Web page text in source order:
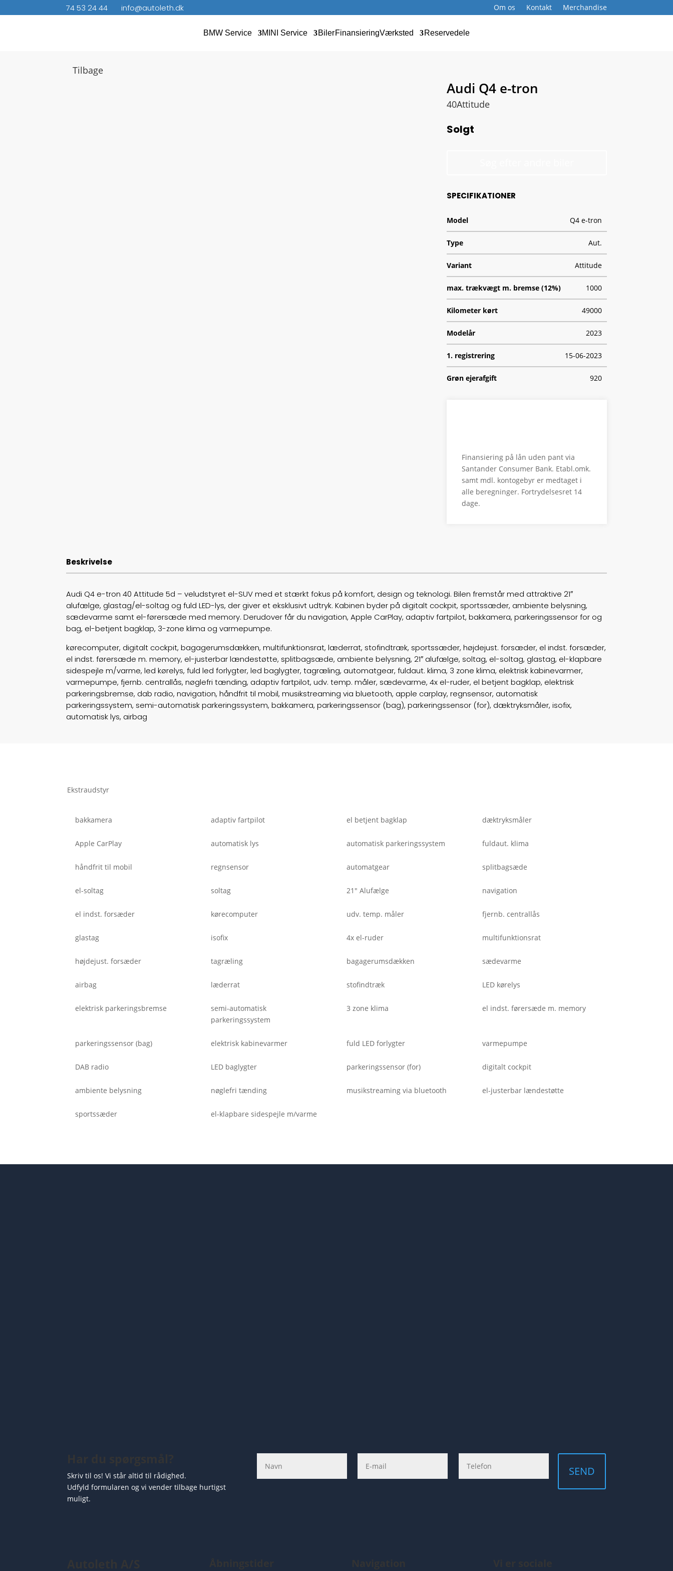
74 53 24 44 info@autoleth.dk Om os Kontakt Merchandise
BMW Service MINI Service BilerFinansieringVærksted Reservedele
Tilbage
Audi Q4 e-tron
40Attitude
Solgt
SPECIFIKATIONER
Model Q4 e-tron
Type Aut.
Variant Attitude
max. trækvægt m. bremse (12%) 1000
Kilometer kørt 49000
Modelår 2023
1. registrering 15-06-2023
Grøn ejerafgift 920
0-100 km/t
Tophastighed
Længde
Lasteevne 515
Trækhjul
ABS bremser
Finansiering på lån uden pant via
Santander Consumer Bank. Etabl.omk.
samt mdl. kontogebyr er medtaget i
alle beregninger. Fortrydelsesret 14
dage.
Beskrivelse
Audi Q4 e-tron 40 Attitude 5d – veludstyret el-SUV med et stærkt fokus på komfort, design og teknologi. Bilen fremstår med attraktive 21″
alufælge, glastag/el-soltag og fuld LED-lys, der giver et eksklusivt udtryk. Kabinen byder på digitalt cockpit, sportssæder, ambiente belysning,
sædevarme samt el-førersæde med memory. Derudover får du navigation, Apple CarPlay, adaptiv fartpilot, bakkamera, parkeringssensor for og
bag, el-betjent bagklap, 3-zone klima og varmepumpe.
kørecomputer, digitalt cockpit, bagagerumsdækken, multifunktionsrat, læderrat, stofindtræk, sportssæder, højdejust. forsæder, el indst. forsæder,
el indst. førersæde m. memory, el-justerbar lændestøtte, splitbagsæde, ambiente belysning, 21″ alufælge, soltag, el-soltag, glastag, el-klapbare
sidespejle m/varme, led kørelys, fuld led forlygter, led baglygter, tagræling, automatgear, fuldaut. klima, 3 zone klima, elektrisk kabinevarmer,
varmepumpe, fjernb. centrallås, nøglefri tænding, adaptiv fartpilot, udv. temp. måler, sædevarme, 4x el-ruder, el betjent bagklap, elektrisk
parkeringsbremse, dab radio, navigation, håndfrit til mobil, musikstreaming via bluetooth, apple carplay, regnsensor, automatisk
parkeringssystem, semi-automatisk parkeringssystem, bakkamera, parkeringssensor (bag), parkeringssensor (for), dæktryksmåler, isofix,
automatisk lys, airbag
Ekstraudstyr
bakkamera adaptiv fartpilot el betjent bagklap dæktryksmåler
Apple CarPlay automatisk lys automatisk parkeringssystem fuldaut. klima
håndfrit til mobil regnsensor automatgear splitbagsæde
el-soltag soltag 21" Alufælge navigation
el indst. forsæder kørecomputer udv. temp. måler fjernb. centrallås
glastag isofix 4x el-ruder multifunktionsrat
højdejust. forsæder tagræling bagagerumsdækken sædevarme
airbag læderrat stofindtræk LED kørelys
elektrisk parkeringsbremse
semi-automatisk
parkeringssystem
3 zone klima el indst. førersæde m. memory
parkeringssensor (bag) elektrisk kabinevarmer fuld LED forlygter varmepumpe
DAB radio LED baglygter parkeringssensor (for) digitalt cockpit
ambiente belysning nøglefri tænding musikstreaming via bluetooth el-justerbar lændestøtte
sportssæder el-klapbare sidespejle m/varme
Skriv til os! Vi står altid til rådighed.
Udfyld formularen og vi vender tilbage hurtigst
muligt.
SEND